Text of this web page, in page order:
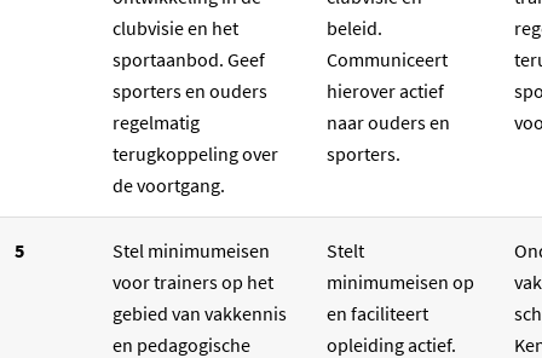
clubvisie en het
sportaanbod. Geef
sporters en ouders
regelmatig
terugkoppeling over
de voortgang.
beleid.
Communiceert
hierover actief
naar ouders en
sporters.
5
Stel minimumeisen
voor trainers op het
gebied van vakkennis
en pedagogische
Stelt
minimumeisen op
en faciliteert
opleiding actief.